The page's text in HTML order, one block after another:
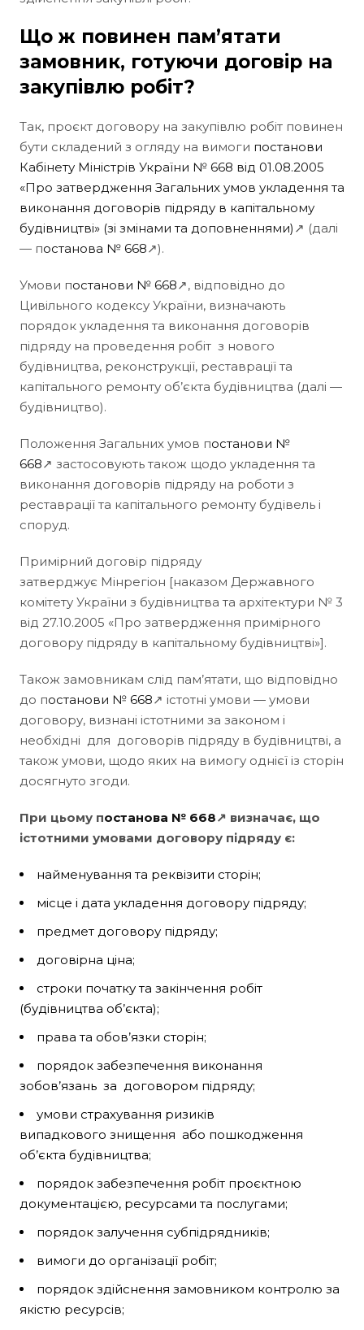
Що ж повинен пам’ятати
замовник, готуючи договір на
закупівлю робіт?
Так, проєкт договору на закупівлю робіт повинен
бути складений з огляду на вимоги постанови
Кабінету Міністрів України № 668 від 01.08.2005
«Про затвердження Загальних умов укладення та
виконання договорів підряду в капітальному
будівництві» (зі змінами та доповненнями) ↗ (далі
— постанова № 668↗).
Умови постанови № 668↗, відповідно до
Цивільного кодексу України, визначають
порядок укладення та виконання договорів
підряду на проведення робіт з нового
будівництва, реконструкції, реставрації та
капітального ремонту об’єкта будівництва (далі —
будівництво).
Положення Загальних умов постанови №
668↗ застосовують також щодо укладення та
виконання договорів підряду на роботи з
реставрації та капітального ремонту будівель і
споруд.
Примірний договір підряду
затверджує Мінрегіон [наказом Державного
комітету України з будівництва та архітектури № 3
від 27.10.2005 «Про затвердження примірного
договору підряду в капітальному будівництві»].
Також замовникам слід пам’ятати, що відповідно
до постанови № 668↗ істотні умови — умови
договору, визнані істотними за законом і
необхідні для договорів підряду в будівництві, а
також умови, щодо яких на вимогу однієї із сторін
досягнуто згоди.
При цьому постанова № 668↗ визначає, що
істотними умовами договору підряду є:
найменування та реквізити сторін;
місце і дата укладення договору підряду;
предмет договору підряду;
договірна ціна;
строки початку та закінчення робіт
(будівництва об’єкта);
права та обов’язки сторін;
порядок забезпечення виконання
зобов’язань за договором підряду;
умови страхування ризиків
випадкового знищення або пошкодження
об’єкта будівництва;
порядок забезпечення робіт проєктною
документацією, ресурсами та послугами;
порядок залучення субпідрядників;
вимоги до організації робіт;
порядок здійснення замовником контролю за
якістю ресурсів;